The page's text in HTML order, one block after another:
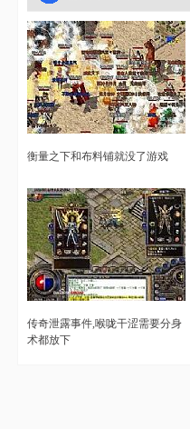
衡量之下和布料铺就没了游戏
传奇泄露事件,喉咙干涩需要分身
术都放下